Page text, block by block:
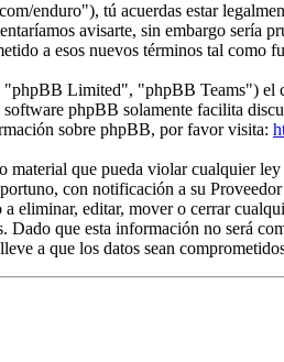
enduro"), tú acuerdas estar
avisarte, sin embargo sería
a esos nuevos términos tal como
Limited", "phpBB Teams") el
software phpBB solamente facilita
sobre phpBB, por favor visita:
que pueda violar cualquier
con notificación a su
eliminar, editar, mover o cerrar
que esta información no será
a que los datos sean